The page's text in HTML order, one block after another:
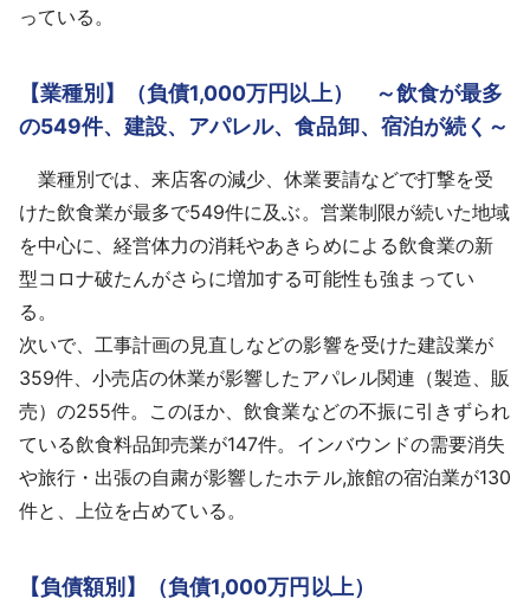
っている。
【業種別】（負債1,000万円以上） ～飲食が最多
の549件、建設、アパレル、食品卸、宿泊が続く～
業種別では、来店客の減少、休業要請などで打撃を受
けた飲食業が最多で549件に及ぶ。営業制限が続いた地域
を中心に、経営体力の消耗やあきらめによる飲食業の新
型コロナ破たんがさらに増加する可能性も強まってい
る。
次いで、工事計画の見直しなどの影響を受けた建設業が
359件、小売店の休業が影響したアパレル関連（製造、販
売）の255件。このほか、飲食業などの不振に引きずられ
ている飲食料品卸売業が147件。インバウンドの需要消失
や旅行・出張の自粛が影響したホテル,旅館の宿泊業が130
件と、上位を占めている。
【負債額別】（負債1,000万円以上）